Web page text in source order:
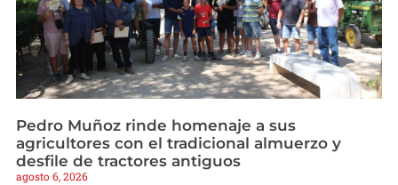
Pedro Muñoz rinde homenaje a sus
agricultores con el tradicional almuerzo y
desfile de tractores antiguos
agosto 6, 2026